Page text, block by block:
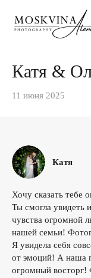
Катя &
11 июня 2025
Катя
Хочу сказать тебе
Ты смогла увидеть
чувства огромной
нашей семьи!
Я увидела себя
от эмоций! А наша
огромный восторг!